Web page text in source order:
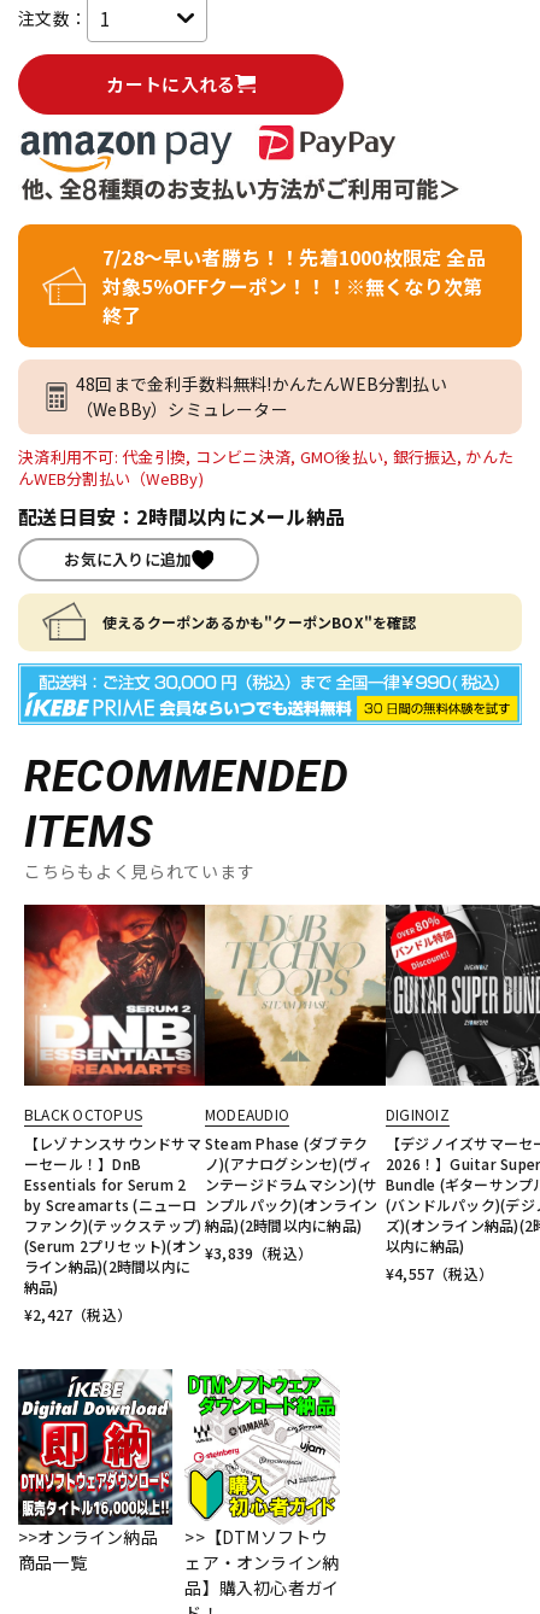
注文数：
カートに入れる
7/28～早い者勝ち！！先着1000枚限定 全品
対象5％OFFクーポン！！！※無くなり次第
終了
48回まで金利手数料無料!かんたんWEB分割払い
（WeBBy）シミュレーター
決済利用不可: 代金引換, コンビニ決済, GMO後払い, 銀行振込, かんた
んWEB分割払い（WeBBy)
配送日目安：2時間以内にメール納品
お気に入りに追加
使えるクーポンあるかも"クーポンBOX"を確認
RECOMMENDED
ITEMS
こちらもよく見られています
BLACK OCTOPUS
【レゾナンスサウンドサマ
ーセール！】DnB
Essentials for Serum 2
by Screamarts (ニューロ
ファンク)(テックステップ)
(Serum 2プリセット)(オン
ライン納品)(2時間以内に
納品)
¥2,427 （税込）
MODEAUDIO
Steam Phase (ダブテク
ノ)(アナログシンセ)(ヴィ
ンテージドラムマシン)(サ
ンプルパック)(オンライン
納品)(2時間以内に納品)
¥3,839 （税込）
DIGINOIZ
【デジノイズサマーセ
2026！】Guitar
Bundle (ギターサンプ
(バンドルパック)(デジ
ズ)(オンライン納品)(2
以内に納品)
¥4,557 （税込）
>>オンライン納品
商品一覧
>>【DTMソフトウ
ェア・オンライン納
品】購入初心者ガイ